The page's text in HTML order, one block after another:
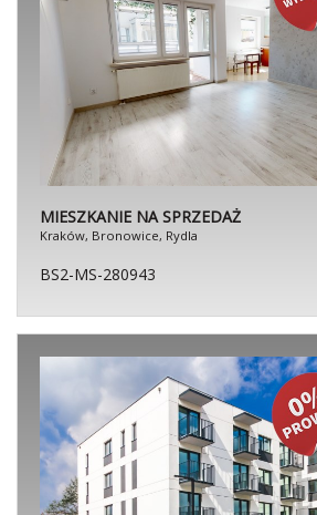
MIESZKANIE NA SPRZEDAŻ
Kraków, Bronowice, Rydla
BS2-MS-280943